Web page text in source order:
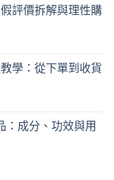
評價拆解與理性購
學：從下單到收貨
：成分、功效與用